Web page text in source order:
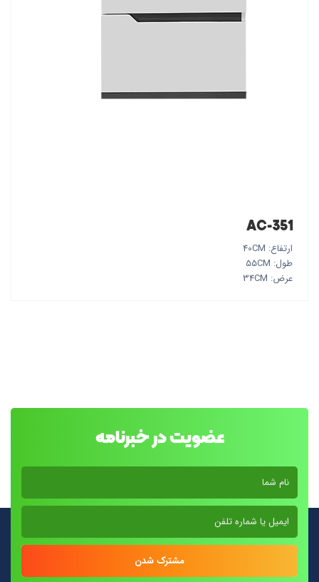
AC-351
ارتفاع: 40CM
طول: 55CM
عرض: 34CM
عضویت در خبرنامه
مشترک شدن